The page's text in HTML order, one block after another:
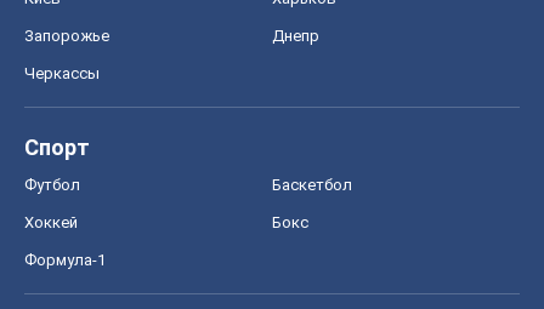
Запорожье Днепр
Черкассы
Спорт
Футбол Баскетбол
Хоккей Бокс
Формула-1